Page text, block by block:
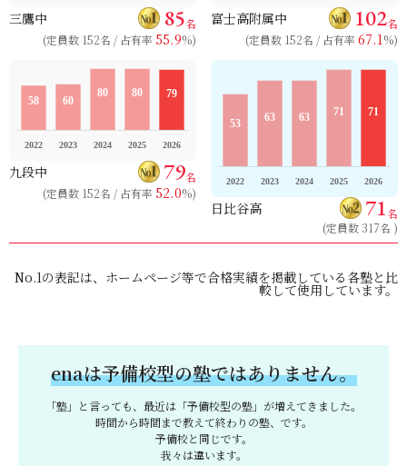
三鷹中 85名
(定員数 152名 / 占有率 55.9%)
富士高附属中 102名
(定員数 152名 / 占有率 67.1%)
九段中 79名
(定員数 152名 / 占有率 52.0%)
日比谷高 71名
(定員数 317名 )
No.1の表記は、ホームページ等で合格実績を掲載している各塾と比
較して使用しています。
enaは予備校型の塾ではありません。
「塾」と言っても、最近は「予備校型の塾」が増えてきました。
時間から時間まで教えて終わりの塾、です。
予備校と同じです。
我々は違います。